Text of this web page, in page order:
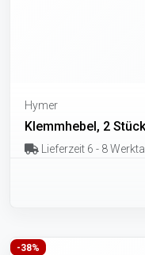
Hymer
Klemmhebel, 2 Stück
Lieferzeit 6 - 8
-38%